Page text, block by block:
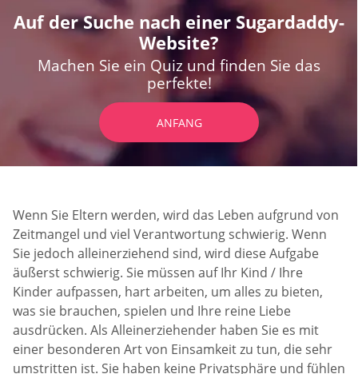
Auf der Suche nach einer Sugardaddy-
Website?
Machen Sie ein Quiz und finden Sie das
perfekte!
ANFANG
Wenn Sie Eltern werden, wird das Leben aufgrund von
Zeitmangel und viel Verantwortung schwierig. Wenn
Sie jedoch alleinerziehend sind, wird diese Aufgabe
äußerst schwierig. Sie müssen auf Ihr Kind / Ihre
Kinder aufpassen, hart arbeiten, um alles zu bieten,
was sie brauchen, spielen und Ihre reine Liebe
ausdrücken. Als Alleinerziehender haben Sie es mit
einer besonderen Art von Einsamkeit zu tun, die sehr
umstritten ist. Sie haben keine Privatsphäre und fühlen